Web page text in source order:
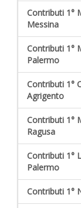
Contributi 1°
Messina
Contributi 1°
Palermo
Contributi 1°
Agrigento
Contributi 1°
Ragusa
Contributi 1°
Palermo
Contributi 1°